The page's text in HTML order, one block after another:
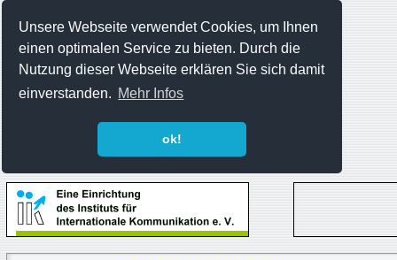
Unsere Webseite verwendet Cookies, um Ihnen
einen optimalen Service zu bieten. Durch die
Nutzung dieser Webseite erklären Sie sich damit
einverstanden. Mehr Infos
ok!